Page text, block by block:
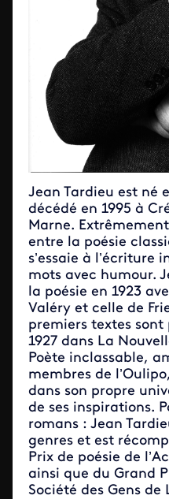
Jean Tardieu est né
décédé en 1995 à
Marne.
entre la poésie
s’essaie à l’écriture
mots avec humour.
la poésie en 1923
Valéry et celle de
premiers textes
1927 dans La
Poète inclassable,
membres de
dans son propre
de ses inspirations.
romans : Jean
genres et est
Prix de poésie de
ainsi que du Grand
Société des Gens de